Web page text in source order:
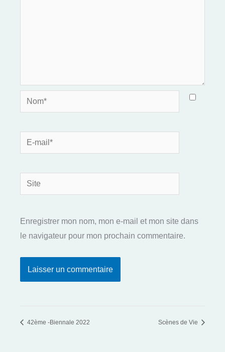
Nom*
E-
mail*
Site
Enregistrer mon nom, mon e-mail et mon site dans
le navigateur pour mon prochain commentaire.
42ème -Biennale 2022 Scènes de Vie